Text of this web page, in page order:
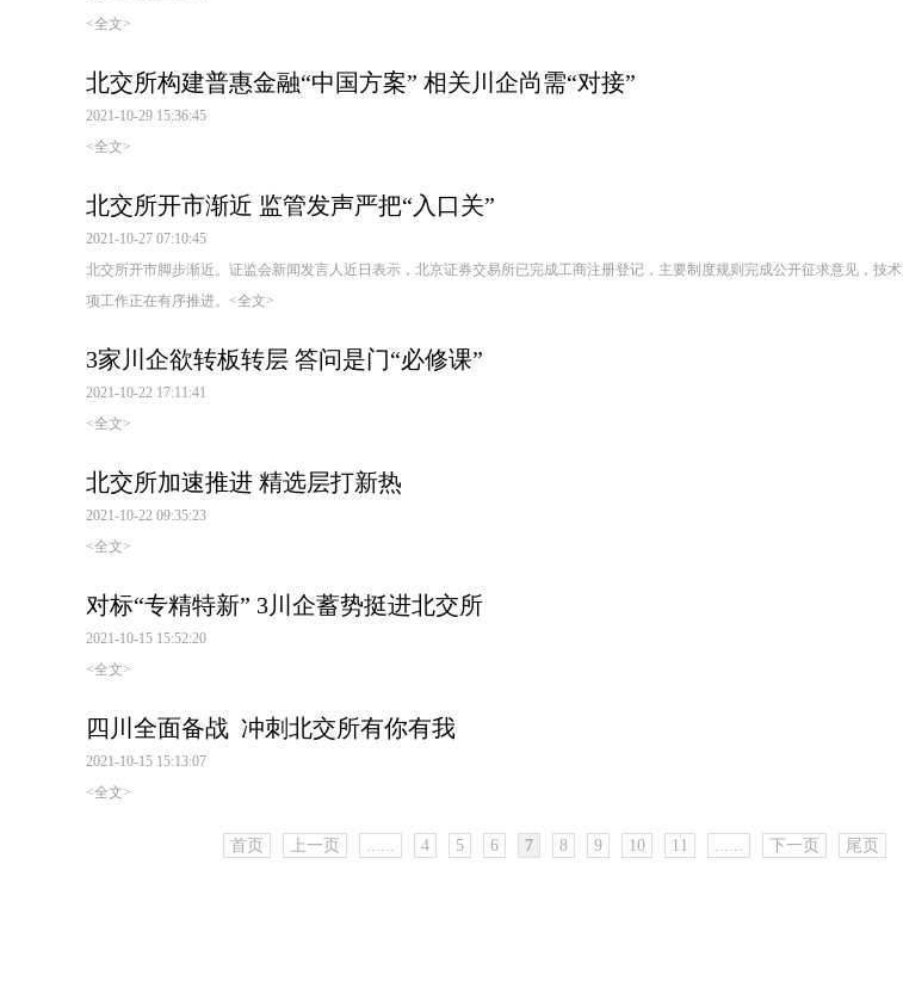
<全文>
北交所构建普惠金融“中国方案” 相关川企尚需“对接”
2021-10-29 15:36:45
<全文>
北交所开市渐近 监管发声严把“入口关”
2021-10-27 07:10:45
北交所开市脚步渐近。证监会新闻发言人近日表示，北京证券交易所已完成工商注册登记，主要制度规则完成公开征求意见，技
项工作正在有序推进。 <全文>
3家川企欲转板转层 答问是门“必修课”
2021-10-22 17:11:41
<全文>
北交所加速推进 精选层打新热
2021-10-22 09:35:23
<全文>
对标“专精特新” 3川企蓄势挺进北交所
2021-10-15 15:52:20
<全文>
四川全面备战 冲刺北交所有你有我
2021-10-15 15:13:07
<全文>
首页 上一页 ...... 4 5 6 7 8 9 10 11 ...... 下一页 尾页